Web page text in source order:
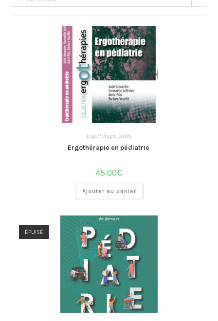
Ergothérapie, Livres
Ergothérapie en pédiatrie
45.00€
Ajouter au panier
ÉPUISÉ